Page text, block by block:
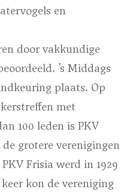
en
door vakkundige
’s Middags
plaats. Op
met
100 leden is PKV
grotere verenigingen
Frisia werd in 1929
kon de vereniging